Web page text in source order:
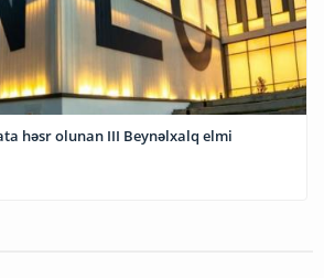
həsr olunan III Beynəlxalq elmi